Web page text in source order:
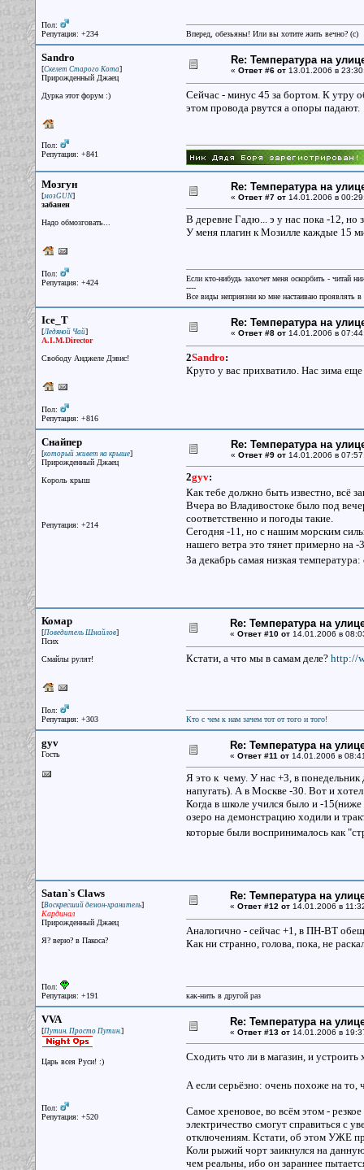
Пол:
Репутация: +234
Вперед, обезьяны! Или вы хотите жить вечно? (c)
Sandro
[Скелет Старого Кота]
Прирожденный Джаец
Дурка этот форум :)
Пол:
Репутация: +841
Re: Температура на
« Ответ #6 от13.01.2006 в
Сейчас - минус 45 за бортом. К утру
этом провода рвутся а опоры падают.
Мозгун
[мозGUN]
забанен
Надо обмозговать...
Пол:
Репутация: +424
Re: Температура на
« Ответ #7 от14.01.2006 в
В деревне Гадю... э у нас пока -12,
У меня плагин к Мозилле каждые 15
Если кто-нибудь захочет меня оскорбить - читай
----
Все виды неприязни ко мне настаиваю проявлять
Ice_T
[Ледяной Чай]
A.I.M.Director
Свободу Анджеле Дэвис!
Пол:
Репутация: +816
Re: Температура на
« Ответ #8 от14.01.2006 в
2Sandro:
Круто у вас прихватило. Нас зима
Снайпер
[который живет на крыше]
Прирожденный Джаец
Король крыш
Репутация: +214
Re: Температура на
« Ответ #9 от14.01.2006 в
2gyv:
Как тебе должно быть известно, всё
Вчера во Владивостоке было под
соответственно и погоды такие.
Сегодня -11, но с нашим морским
нашего ветра это тянет примерно на -
За декабрь самая низкая
Комар
[Поведитель Шмайлов]
Псих
Смайлы рулят!
Пол:
Репутация: +303
Re: Температура на
« Ответ #10 от14.01.2006 в
Кстати, а что мы в самам деле? http://
Кто с чем к нам зачем тот от того и того!
gyv
Гость
Re: Температура на
« Ответ #11 от14.01.2006 в
Я это к чему. У нас +3, в понедельник
напугать). А в Москве -30. Вот и хотел
Когда в школе учился было и -
озеро на демонстрацию ходили и
которые были воспринималось как
Satan`s Claws
[Воскресший демон-хранитель]
Кардинал
Прирожденный Джаец
Я? верю? в Пакоса?
Пол:
Репутация: +191
Re: Температура на
« Ответ #12 от14.01.2006 в
Аналогично - сейчас +1, в ПН-ВТ
Как ни странно, голова, пока, не
как-нить в другой раз
VVA
[Путин. Просто Путин.]
Царь всея Руси! :)
Пол:
Репутация: +520
Re: Температура на
« Ответ #13 от14.01.2006 в
Сходить что ли в магазин, и
А если серьёзно: очень похоже на то,
Самое хреновое, во всём этом -
электричество смогут справиться с
отключениям. Кстати, об этом УЖЕ
Коли рыжий чорт заикнулся на
чем реальны, ибо он зараннее